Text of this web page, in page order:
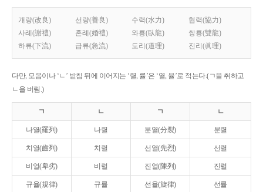
개량(改良) 선량(善良) 수력(水力)
협력(協力)
사례(謝禮)
혼례(婚禮) 와룡(臥龍)
쌍룡(雙龍)
하류(下流)
급류(急流) 도리(道理) 진리(眞理)
다만, 모음이나 ‘ㄴ’ 받침 뒤에 이어지는 ‘렬, 률’은 ‘열, 율’로 적는다.(ㄱ을 취하고
ㄴ을 버림.)
ㄱ ㄴ ㄱ ㄴ
나열(羅列) 나렬 분열(分裂) 분렬
치열(齒列) 치렬 선열(先烈) 선렬
비열(卑劣) 비렬 진열(陳列) 진렬
규율(規律) 규률 선율(旋律) 선률